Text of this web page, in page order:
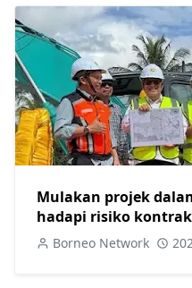
Mulakan projek
hadapi risiko
Borneo Network